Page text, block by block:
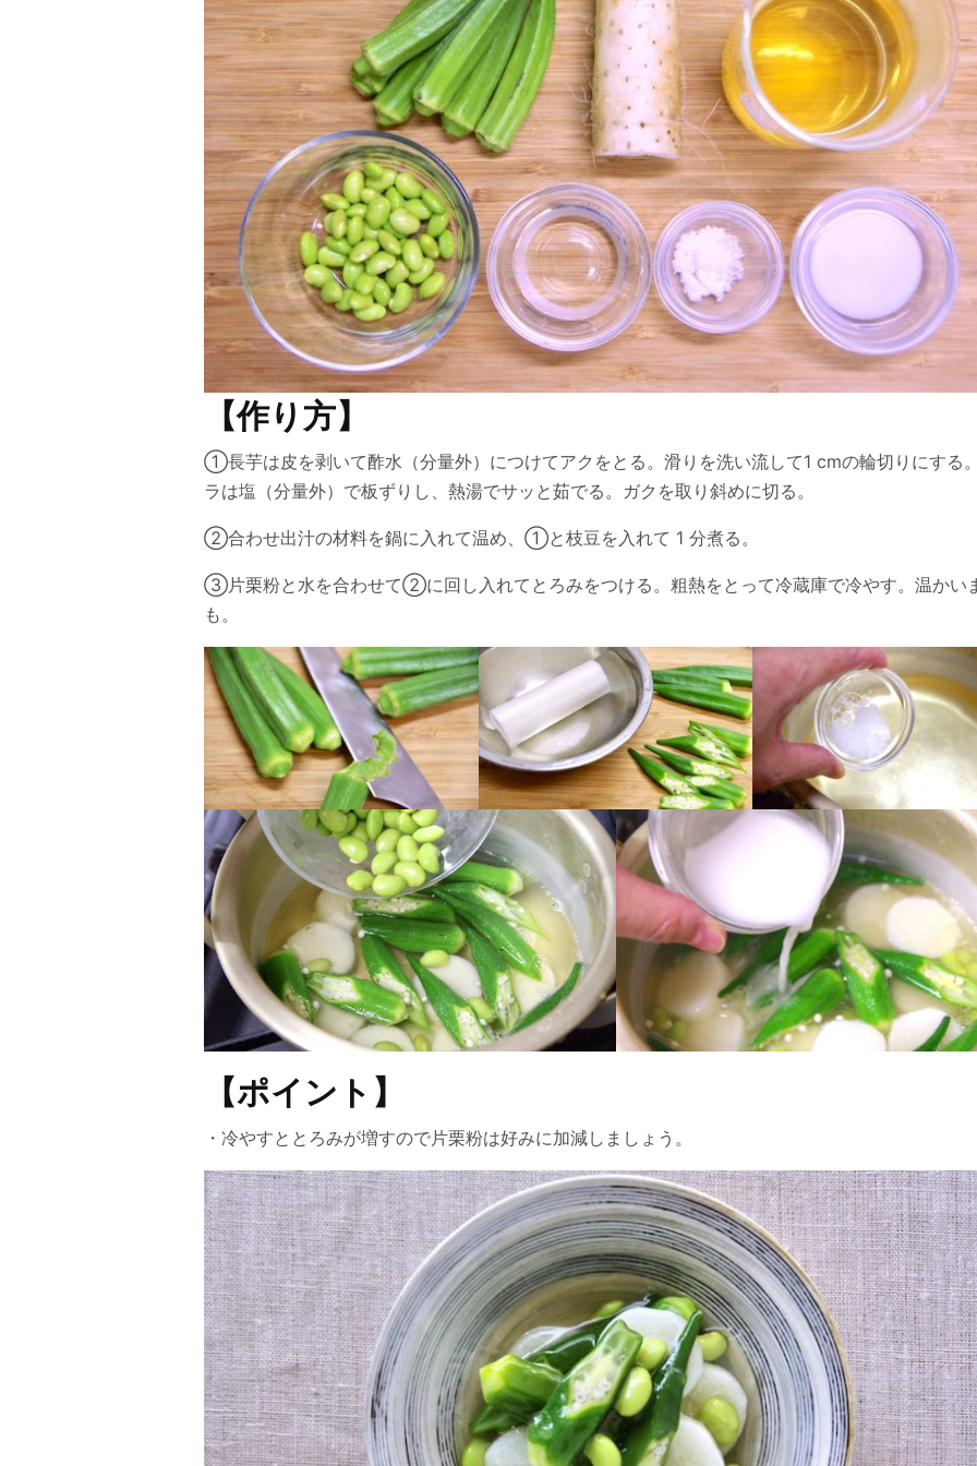
【作り方】
①長芋は皮を剥いて酢水（分量外）につけてアクをとる。滑りを洗い流して1 cmの輪切りにする
ラは塩（分量外）で板ずりし、熱湯でサッと茹でる。ガクを取り斜めに切る。
②合わせ出汁の材料を鍋に入れて温め、①と枝豆を入れて 1 分煮る。
③片栗粉と水を合わせて②に回し入れてとろみをつける。粗熱をとって冷蔵庫で冷やす。温かい
も。
【ポイント】
・冷やすととろみが増すので片栗粉は好みに加減しましょう。